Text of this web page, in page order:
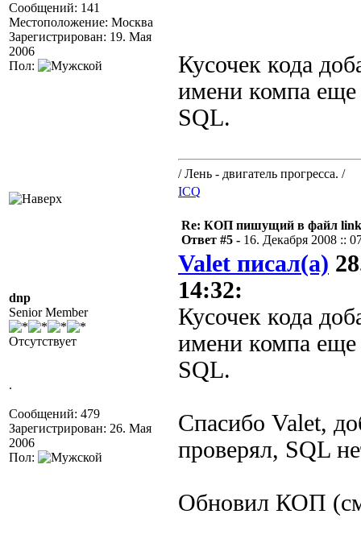
Сообщений: 141
Местоположение: Москва
Зарегистрирован: 19. Мая
2006
Пол:
Кусочек кода
имени компа еще
SQL.
/ Лень - двигатель прогресса. /
ICQ
dnp
Senior Member
Отсутствует
.
Сообщений: 479
Зарегистрирован: 26. Мая
2006
Пол:
Re: КОП пишущий в файл
Ответ #5 - 16. Декабря 2008 ::
Valet писал(а)
14:32:
Кусочек кода
имени компа еще
SQL.
Спасибо Valet,
проверял, SQL
Обновил КОП